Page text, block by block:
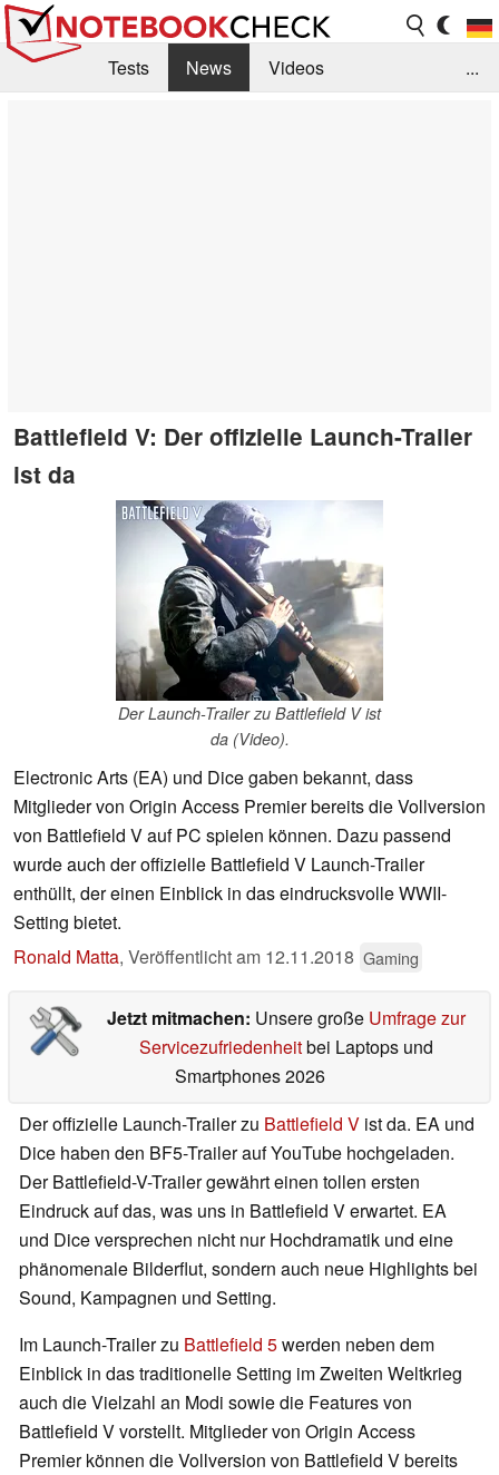
Tests News
Videos
...
Battlefield V: Der offizielle Launch-Trailer
ist da
Der Launch-Trailer zu Battlefield V ist
da (Video).
Electronic Arts (EA) und Dice gaben bekannt, dass
Mitglieder von Origin Access Premier bereits die Vollversion
von Battlefield V auf PC spielen können. Dazu passend
wurde auch der offizielle Battlefield V Launch-Trailer
enthüllt, der einen Einblick in das eindrucksvolle WWII-
Setting bietet.
Ronald Matta, Veröffentlicht am 12.11.2018 Gaming
Jetzt mitmachen: Unsere große Umfrage zur
Servicezufriedenheitbei Laptops und
Smartphones 2026
Der offizielle Launch-Trailer zu Battlefield V ist da. EA und
Dice haben den BF5-Trailer auf YouTube hochgeladen.
Der Battlefield-V-Trailer gewährt einen tollen ersten
Eindruck auf das, was uns in Battlefield V erwartet. EA
und Dice versprechen nicht nur Hochdramatik und eine
phänomenale Bilderflut, sondern auch neue Highlights bei
Sound, Kampagnen und Setting.
Im Launch-Trailer zu Battlefield 5werden neben dem
Einblick in das traditionelle Setting im Zweiten Weltkrieg
auch die Vielzahl an Modi sowie die Features von
Battlefield V vorstellt. Mitglieder von Origin Access
Premier können die Vollversion von Battlefield V bereits